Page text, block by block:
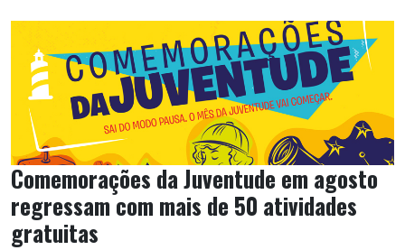
Comemorações da Juventude em agosto
regressam com mais de 50 atividades
gratuitas